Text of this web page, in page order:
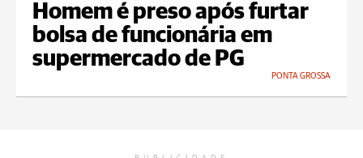
Homem é preso após furtar
bolsa de funcionária em
supermercado de PG
PONTA GROSSA